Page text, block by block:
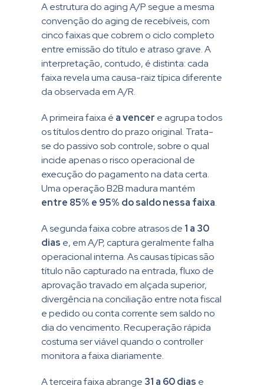
A estrutura do aging A/P segue a mesma
convenção do aging de recebíveis, com
cinco faixas que cobrem o ciclo completo
entre emissão do título e atraso grave. A
interpretação, contudo, é distinta: cada
faixa revela uma causa-raiz típica diferente
da observada em A/R.
A primeira faixa é a vencer e agrupa todos
os títulos dentro do prazo original. Trata-
se do passivo sob controle, sobre o qual
incide apenas o risco operacional de
execução do pagamento na data certa.
Uma operação B2B madura mantém
entre 85% e 95% do saldo nessa faixa.
A segunda faixa cobre atrasos de 1 a 30
dias e, em A/P, captura geralmente falha
operacional interna. As causas típicas são
título não capturado na entrada, fluxo de
aprovação travado em alçada superior,
divergência na conciliação entre nota fiscal
e pedido ou conta corrente sem saldo no
dia do vencimento. Recuperação rápida
costuma ser viável quando o controller
monitora a faixa diariamente.
A terceira faixa abrange 31 a 60 dias e